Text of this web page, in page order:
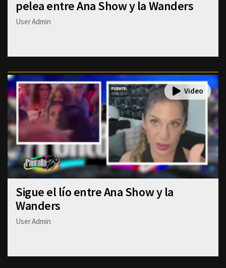
pelea entre Ana Show y la Wanders
User Admin
Sigue el lío entre Ana Show y la
Wanders
User Admin